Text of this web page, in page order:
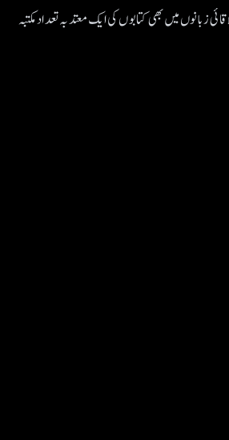
زبانوں میں بھی کتابوں کی ایک معتد بہ تعداد مکتبہ